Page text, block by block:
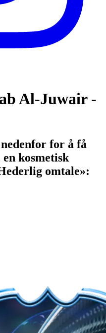
Al-Juwair -
for å få
en kosmetisk
omtale»: